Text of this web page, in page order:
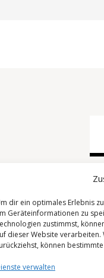
dir ein optimales Erlebnis
Geräteinformationen zu
zustimmst,
dieser Website
können
verwalten
Impressum